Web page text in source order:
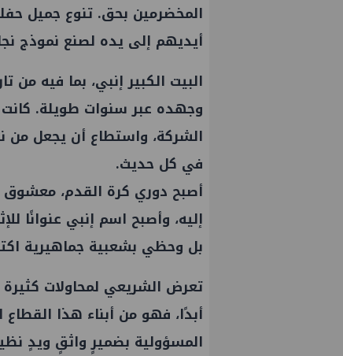
المخضرمين بحق. تنوع جميل
أيديهم إلى يده لصنع نموذج
البيت الكبير إنبي، بما فيه
وجهده عبر سنوات طويلة. كانت
الشركة، واستطاع أن يجعل من
في كل حديث.
أصبح دوري كرة القدم، معشوق
إليه، وأصبح اسم إنبي عنوانًا
بل وحظي بشعبية جماهيرية
تعرض الشريعي لمحاولات كثيرة
أبدًا، فهو من أبناء هذا
المسؤولية بضميرٍ واثقٍ ويدٍ